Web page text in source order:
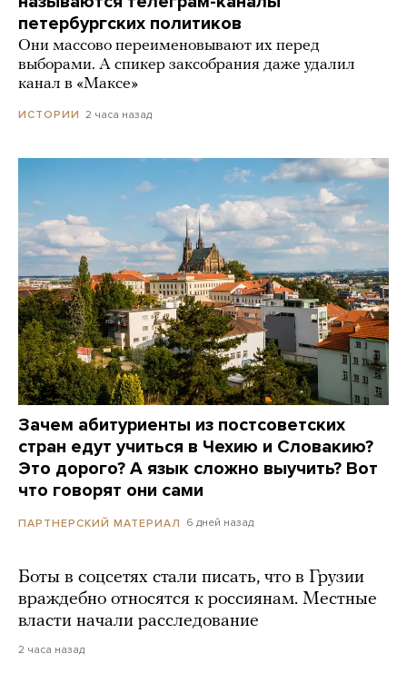
петербургских политиков
Они массово переименовывают их перед
выборами. А спикер заксобрания даже удалил
канал в «Максе»
ИСТОРИИ 2 часа назад
Зачем абитуриенты из постсоветских
стран едут учиться в Чехию и Словакию?
Это дорого? А язык сложно выучить? Вот
что говорят они сами
ПАРТНЕРСКИЙ МАТЕРИАЛ 6 дней назад
Боты в соцсетях стали писать, что в Грузии
враждебно относятся к россиянам. Местные
власти начали расследование
2 часа назад